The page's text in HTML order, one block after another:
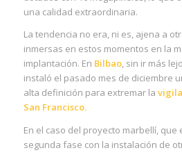
una calidad extraordinaria.
La tendencia no era, ni es, ajena a
inmersas en estos momentos en la
implantación. En Bilbao, sin ir más
instaló el pasado mes de diciembre
alta definición para extremar la
San Francisco.
En el caso del proyecto marbellí, que
segunda fase con la instalación de